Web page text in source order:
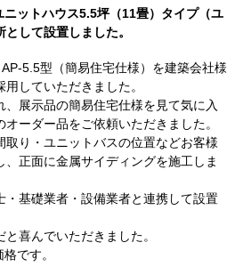
ットハウス5.5坪（11畳）タイプ（ユ
して設置しました。
5.5型（簡易住宅仕様）を建築会社様
していただきました。
展示品の簡易住宅仕様を見て気に入
ーダー品をご依頼いただきました。
取り・ユニットバスの位置などお客様
、正面に金属サイディングを施工しま
・基礎業者・設備業者と連携して設置
喜んでいただきました。
です。